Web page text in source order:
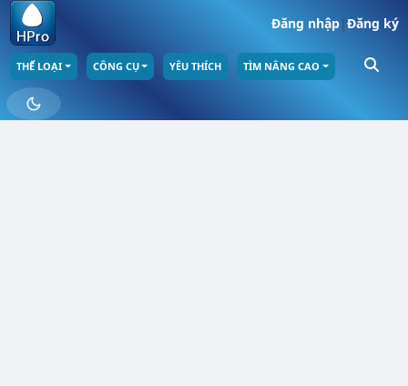
Đăng nhập|Đăng ký
THỂ LOẠI CÔNG CỤ YÊU THÍCH TÌM NÂNG CAO